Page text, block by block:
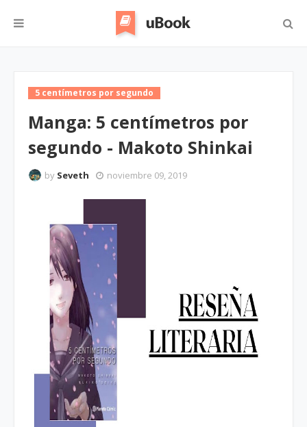
5 centímetros por segundo
Manga: 5 centímetros por
segundo - Makoto Shinkai
by Seveth noviembre 09, 2019